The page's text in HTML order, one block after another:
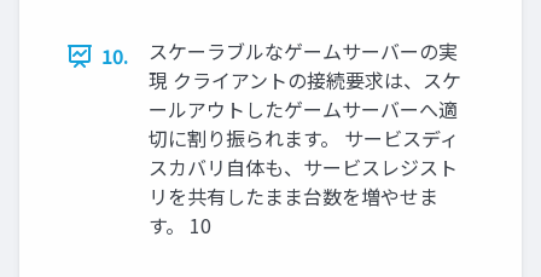
10.
スケーラブルなゲームサーバーの実
現 クライアントの接続要求は、スケ
ールアウトしたゲームサーバーへ適
切に割り振られます。 サービスディ
スカバリ自体も、サービスレジスト
リを共有したまま台数を増やせま
す。 10